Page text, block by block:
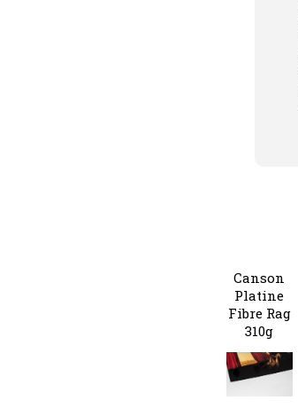
Canson
Platine
Fibre Rag
310g